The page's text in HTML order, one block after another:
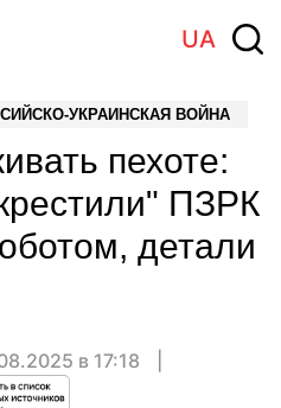
UA
УКРАИНСКАЯ ВОЙНА
пехоте:
ПЗРК
детали
в 17:18